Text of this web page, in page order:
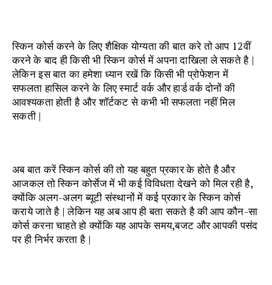
स्किन कोर्स करने के लिए शैक्षिक योग्यता की बात करे तो आप 12वीं
करने के बाद ही किसी भी स्किन कोर्स में अपना दाखिला ले सकते है |
लेकिन इस बात का हमेशा ध्यान रखें कि किसी भी प्रोफेशन में
सफलता हासिल करने के लिए स्मार्ट वर्क और हार्ड वर्क दोनों की
आवश्यकता होती है और शॉर्टकट से कभी भी सफलता नहीं मिल
सकती |
अब बात करें स्किन कोर्स की तो यह बहुत प्रकार के होते है और
आजकल तो स्किन कोर्सेज में भी कई विविधता देखने को मिल रही है,
क्योंकि अलग-अलग ब्यूटी संस्थानों में कई प्रकार के स्किन कोर्स
कराये जाते है | लेकिन यह अब आप ही बता सकते है की आप कौन-सा
कोर्स करना चाहते हो क्योंकि यह आपके समय,बजट और आपकी पसंद
पर ही निर्भर करता है |